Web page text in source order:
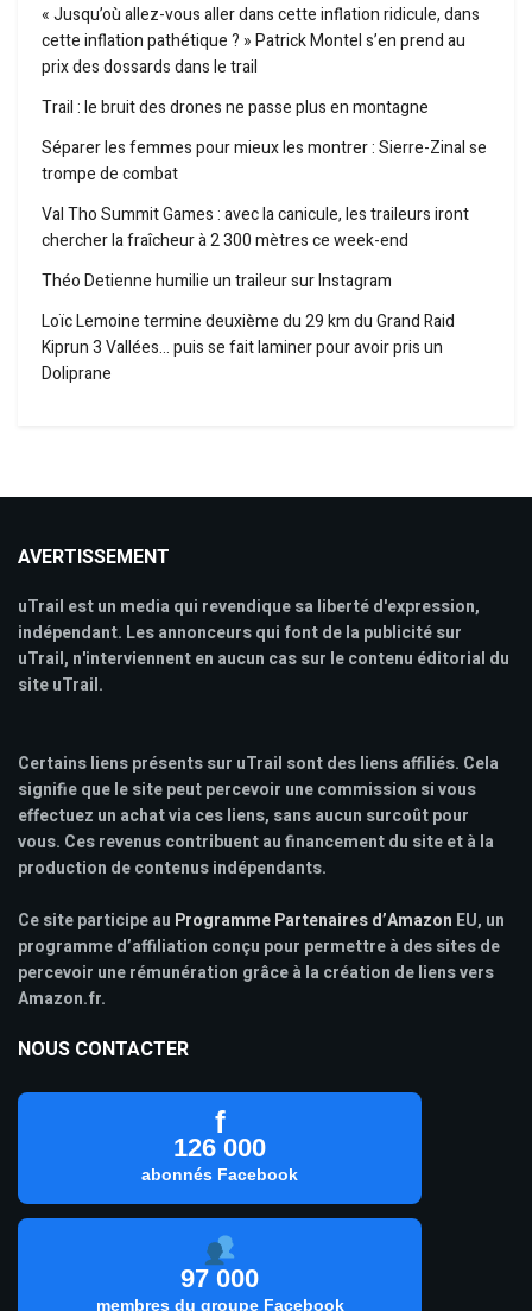
« Jusqu’où allez-vous aller dans cette inflation ridicule, dans
cette inflation pathétique ? » Patrick Montel s’en prend au
prix des dossards dans le trail
Trail : le bruit des drones ne passe plus en montagne
Séparer les femmes pour mieux les montrer : Sierre-Zinal se
trompe de combat
Val Tho Summit Games : avec la canicule, les traileurs iront
chercher la fraîcheur à 2 300 mètres ce week-end
Théo Detienne humilie un traileur sur Instagram
Loïc Lemoine termine deuxième du 29 km du Grand Raid
Kiprun 3 Vallées… puis se fait laminer pour avoir pris un
Doliprane
AVERTISSEMENT
uTrail est un media qui revendique sa liberté d'expression,
indépendant. Les annonceurs qui font de la publicité sur
uTrail, n'interviennent en aucun cas sur le contenu éditorial du
site uTrail.
Certains liens présents sur uTrail sont des liens affiliés. Cela
signifie que le site peut percevoir une commission si vous
effectuez un achat via ces liens, sans aucun surcoût pour
vous. Ces revenus contribuent au financement du site et à la
production de contenus indépendants.
Ce site participe au Programme Partenaires d’Amazon EU, un
programme d’affiliation conçu pour permettre à des sites de
percevoir une rémunération grâce à la création de liens vers
Amazon.fr.
NOUS CONTACTER
f
126 000
abonnés Facebook
97 000
membres du groupe Facebook